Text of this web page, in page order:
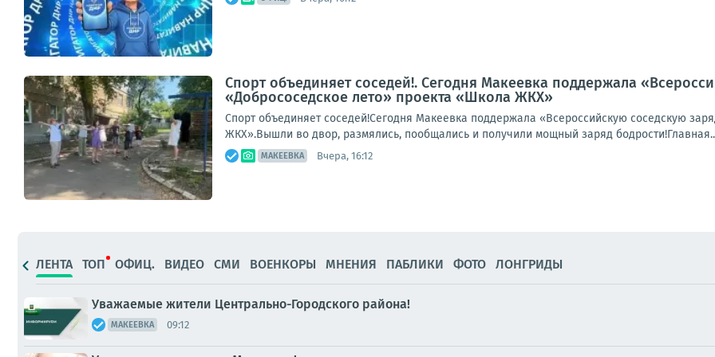
Спорт объединяет соседей!. Сегодня Макеевка поддержала
«Добрососедское лето» проекта «Школа ЖКХ»
Спорт объединяет соседей!Сегодня Макеевка поддержала «Всероссийскую соседскую
ЖКХ».Вышли во двор, размялись, пообщались и получили мощный заряд
МАКЕЕВКА Вчера, 16:12
ЛЕНТА ТОП ОФИЦ. ВИДЕО СМИ ВОЕНКОРЫ МНЕНИЯ ПАБЛИКИ ФОТО ЛОНГРИДЫ
Уважаемые жители Центрально-Городского района!
МАКЕЕВКА 09:12